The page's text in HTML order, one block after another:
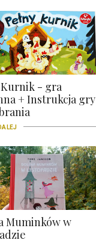
Kurnik - gra
+ Instrukcja gry
Muminków w